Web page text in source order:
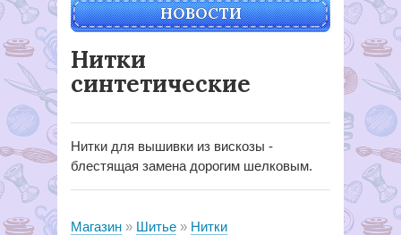
НОВОСТИ
Нитки
синтетические
Нитки для вышивки из вискозы -
блестящая замена дорогим шелковым.
Магазин Шитье
Нитки